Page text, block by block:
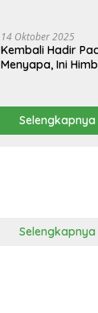
14 Oktober 2025
Kembali Hadir
Menyapa, Ini
Selengkapnya
Selengkapnya